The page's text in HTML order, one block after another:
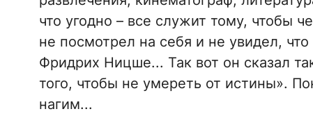
что угодно – все служит тому, чтобы
не посмотрел на себя и не увидел,
Фридрих Ницше... Так вот он сказал
того, чтобы не умереть от истины».
нагим...